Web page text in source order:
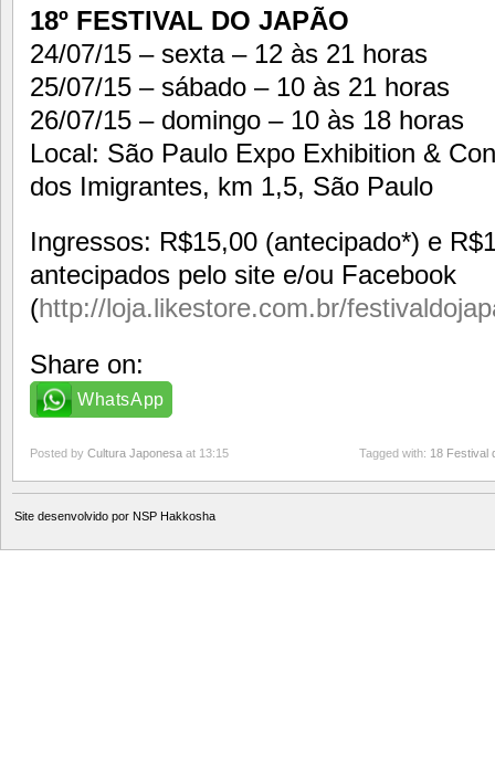
18º FESTIVAL DO JAPÃO
24/07/15 – sexta – 12 às 21 horas
25/07/15 – sábado – 10 às 21 horas
26/07/15 – domingo – 10 às 18 horas
Local: São Paulo Expo Exhibition &
dos Imigrantes, km 1,5, São Paulo
Ingressos: R$15,00 (antecipado*) e
antecipados pelo site e/ou Facebook
(http://loja.likestore.com.br/
Share on:
WhatsApp
Posted by Cultura Japonesa at 13:15 Tagged with: 18 Festival
Site desenvolvido por NSP Hakkosha